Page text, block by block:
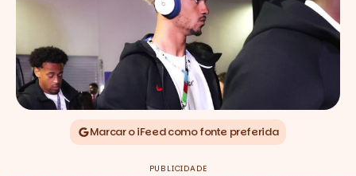
Marcar o iFeed como fonte preferida
PUBLICIDADE